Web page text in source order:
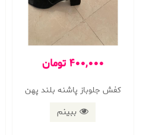
400,000 تومان
كفش جلوباز پاشنه بلند پهن
ببینم